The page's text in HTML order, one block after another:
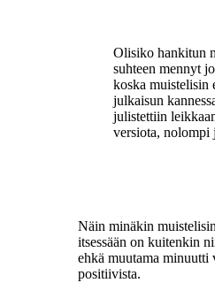
Olisiko hankitun
suhteen mennyt
koska muistelisin
julkaisun
julistettiin
versiota, nolompi
Näin minäkin
itsessään on kuitenkin
ehkä muutama minuutti
positiivista.